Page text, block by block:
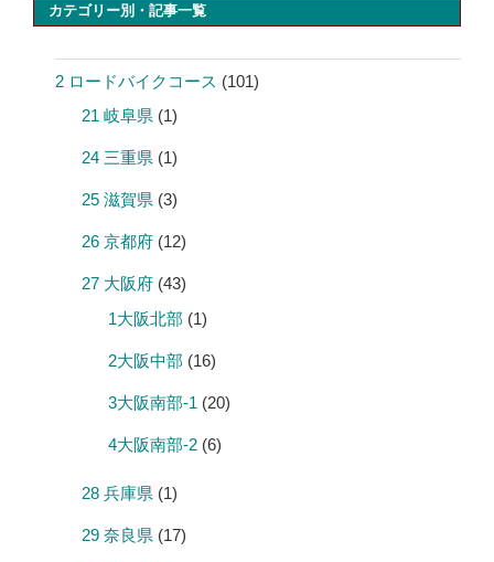
カテゴリー別・記事一覧
2 ロードバイクコース (101)
21 岐阜県 (1)
24 三重県 (1)
25 滋賀県 (3)
26 京都府 (12)
27 大阪府 (43)
1大阪北部 (1)
2大阪中部 (16)
3大阪南部-1 (20)
4大阪南部-2 (6)
28 兵庫県 (1)
29 奈良県 (17)